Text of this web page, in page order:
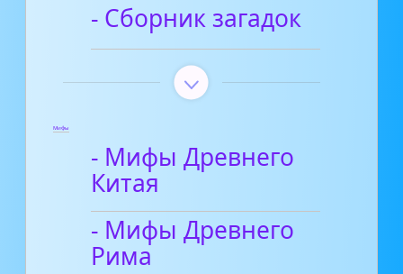
- Сборник загадок
Мифы
- Мифы Древнего
Китая
- Мифы Древнего
Рима